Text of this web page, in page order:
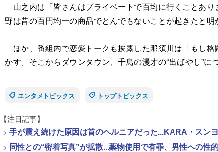
山之内は「皆さんはプライベートで百均に行くことあ
野は昔の百円均一の商品でとんでもないことが起きたと明
ほか、番組内で恋愛トークも披露した那須川は「もし
かす。そこからダウンタウン、千鳥の漫才の“出ばやし”に
エンタメトピックス
トップトピックス
【注目記事】
> 手が震え続けた原因は首のヘルニアだった...KARA・スン
> 同性との“密着写真”が拡散...薬物使用で有罪、男性への性